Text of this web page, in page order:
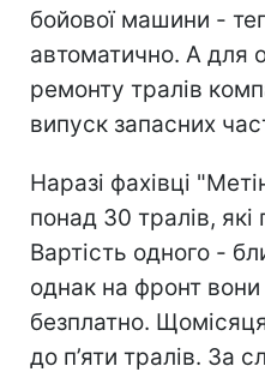
бойової машини -
автоматично. А для
ремонту тралів
випуск запасних
Наразі фахівці
понад 30 тралів, які
Вартість одного -
однак на фронт
безплатно.
до п’яти тралів. За